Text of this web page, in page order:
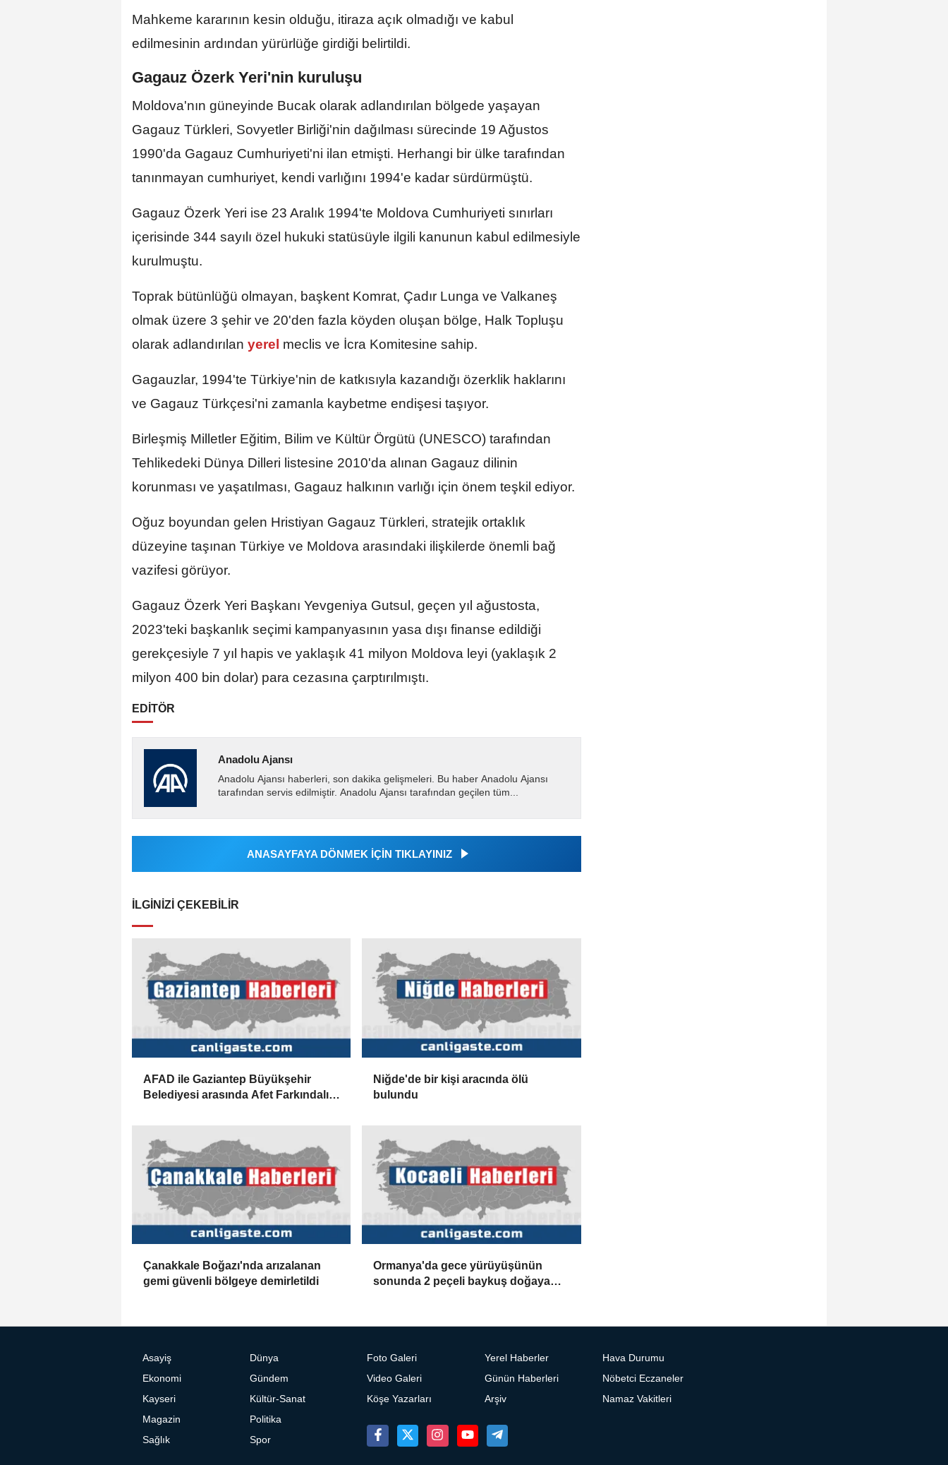
Mahkeme kararının kesin olduğu, itiraza açık olmadığı ve kabul
edilmesinin ardından yürürlüğe girdiği belirtildi.
Gagauz Özerk Yeri'nin kuruluşu
Moldova'nın güneyinde Bucak olarak adlandırılan bölgede yaşayan
Gagauz Türkleri, Sovyetler Birliği'nin dağılması sürecinde 19 Ağustos
1990'da Gagauz Cumhuriyeti'ni ilan etmişti. Herhangi bir ülke tarafından
tanınmayan cumhuriyet, kendi varlığını 1994'e kadar sürdürmüştü.
Gagauz Özerk Yeri ise 23 Aralık 1994'te Moldova Cumhuriyeti sınırları
içerisinde 344 sayılı özel hukuki statüsüyle ilgili kanunun kabul edilmesiyle
kurulmuştu.
Toprak bütünlüğü olmayan, başkent Komrat, Çadır Lunga ve Valkaneş
olmak üzere 3 şehir ve 20'den fazla köyden oluşan bölge, Halk Topluşu
olarak adlandırılan yerel meclis ve İcra Komitesine sahip.
Gagauzlar, 1994'te Türkiye'nin de katkısıyla kazandığı özerklik haklarını
ve Gagauz Türkçesi'ni zamanla kaybetme endişesi taşıyor.
Birleşmiş Milletler Eğitim, Bilim ve Kültür Örgütü (UNESCO) tarafından
Tehlikedeki Dünya Dilleri listesine 2010'da alınan Gagauz dilinin
korunması ve yaşatılması, Gagauz halkının varlığı için önem teşkil ediyor.
Oğuz boyundan gelen Hristiyan Gagauz Türkleri, stratejik ortaklık
düzeyine taşınan Türkiye ve Moldova arasındaki ilişkilerde önemli bağ
vazifesi görüyor.
Gagauz Özerk Yeri Başkanı Yevgeniya Gutsul, geçen yıl ağustosta,
2023'teki başkanlık seçimi kampanyasının yasa dışı finanse edildiği
gerekçesiyle 7 yıl hapis ve yaklaşık 41 milyon Moldova leyi (yaklaşık 2
milyon 400 bin dolar) para cezasına çarptırılmıştı.
EDİTÖR
Anadolu Ajansı
Anadolu Ajansı haberleri, son dakika gelişmeleri. Bu haber Anadolu Ajansı
tarafından servis edilmiştir. Anadolu Ajansı tarafından geçilen tüm...
ANASAYFAYA DÖNMEK İÇİN TIKLAYINIZ
İLGINIZI ÇEKEBILIR
AFAD ile Gaziantep Büyükşehir
Belediyesi arasında Afet Farkındalık
protokolü
Niğde'de bir kişi aracında ölü
bulundu
Çanakkale Boğazı'nda arızalanan
gemi güvenli bölgeye demirletildi
Ormanya'da gece yürüyüşünün
sonunda 2 peçeli baykuş doğaya
Asayiş
Dünya
Ekonomi
Gündem
Kayseri
Kültür-Sanat
Magazin
Politika
Sağlık
Spor
Foto Galeri
Video Galeri
Köşe Yazarları
Yerel Haberler
Günün Haberleri
Arşiv
Hava Durumu
Nöbetci Eczaneler
Namaz Vakitleri